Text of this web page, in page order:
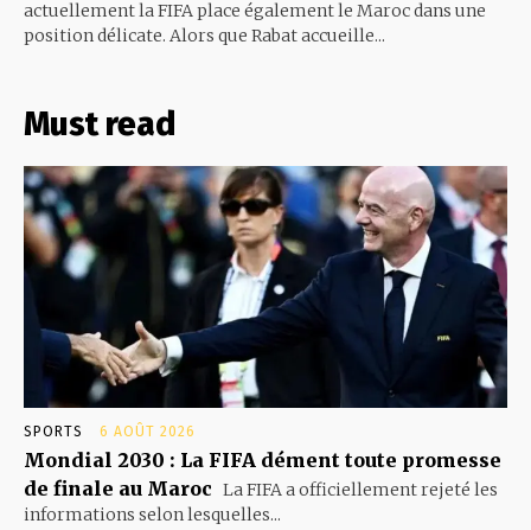
actuellement la FIFA place également le Maroc dans une
position délicate. Alors que Rabat accueille...
Must read
SPORTS 6 AOÛT 2026
Mondial 2030 : La FIFA dément toute promesse
de finale au Maroc La FIFA a officiellement rejeté les
informations selon lesquelles...